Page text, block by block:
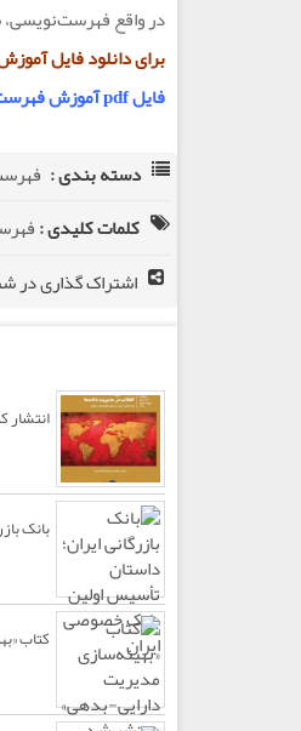
در واقع
برای دانلود فایل
فایل pdf آموزش فهرست نویسی نسخ خطی
دسته بندی :
کلمات کلیدی :
اشتراک گذاری در
انتشار
بانک
کتاب